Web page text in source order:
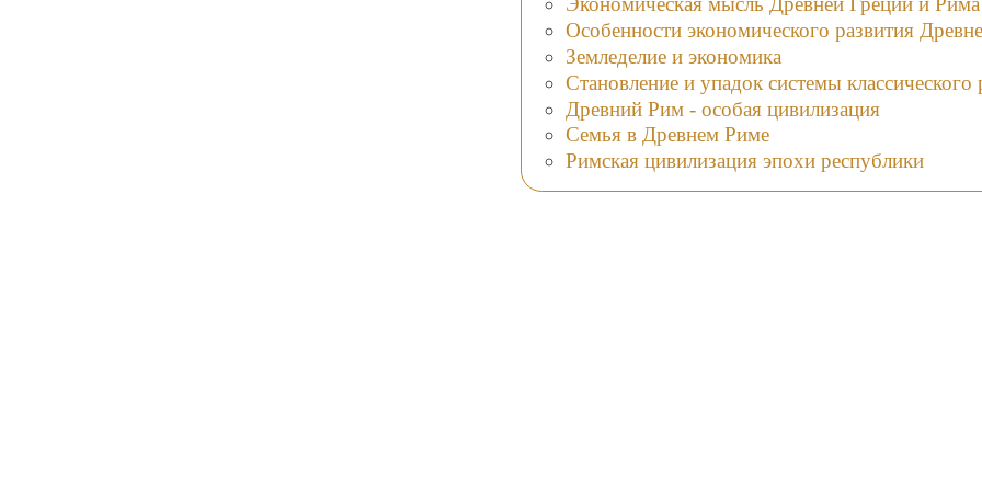
Особенности экономического развития
Земледелие и экономика
Становление и упадок системы классического
Древний Рим - особая цивилизация
Семья в Древнем Риме
Римская цивилизация эпохи республики